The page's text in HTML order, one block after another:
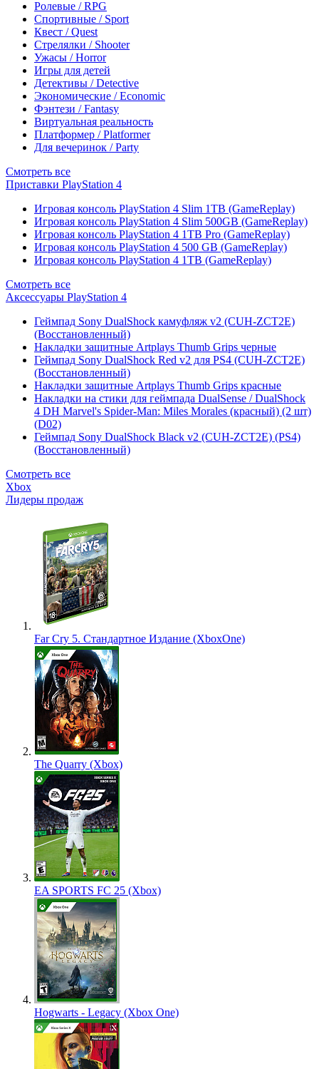
Ролевые / RPG
Спортивные / Sport
Квест / Quest
Стрелялки / Shooter
Ужасы / Horror
Игры для детей
Детективы / Detective
Экономические / Economic
Фэнтези / Fantasy
Виртуальная реальность
Платформер / Platformer
Для вечеринок / Party
Смотреть все
Приставки PlayStation 4
Игровая консоль PlayStation 4 Slim 1TB (GameReplay)
Игровая консоль PlayStation 4 Slim 500GB (GameReplay)
Игровая консоль PlayStation 4 1TB Pro (GameReplay)
Игровая консоль PlayStation 4 500 GB (GameReplay)
Игровая консоль PlayStation 4 1TB (GameReplay)
Смотреть все
Аксессуары PlayStation 4
Геймпад Sony DualShock камуфляж v2 (CUH-ZCT2E)
(Восстановленный)
Накладки защитные Artplays Thumb Grips черные
Геймпад Sony DualShock Red v2 для PS4 (CUH-ZCT2E)
(Восстановленный)
Накладки защитные Artplays Thumb Grips красные
Накладки на стики для геймпада DualSense / DualShock
4 DH Marvel's Spider-Man: Miles Morales (красный) (2 шт)
(D02)
Геймпад Sony DualShock Black v2 (CUH-ZCT2E) (PS4)
(Восстановленный)
Смотреть все
Xbox
Лидеры продаж
Far Cry 5. Стандартное Издание (XboxOne)
The Quarry (Xbox)
EA SPORTS FC 25 (Xbox)
Hogwarts - Legacy (Xbox One)